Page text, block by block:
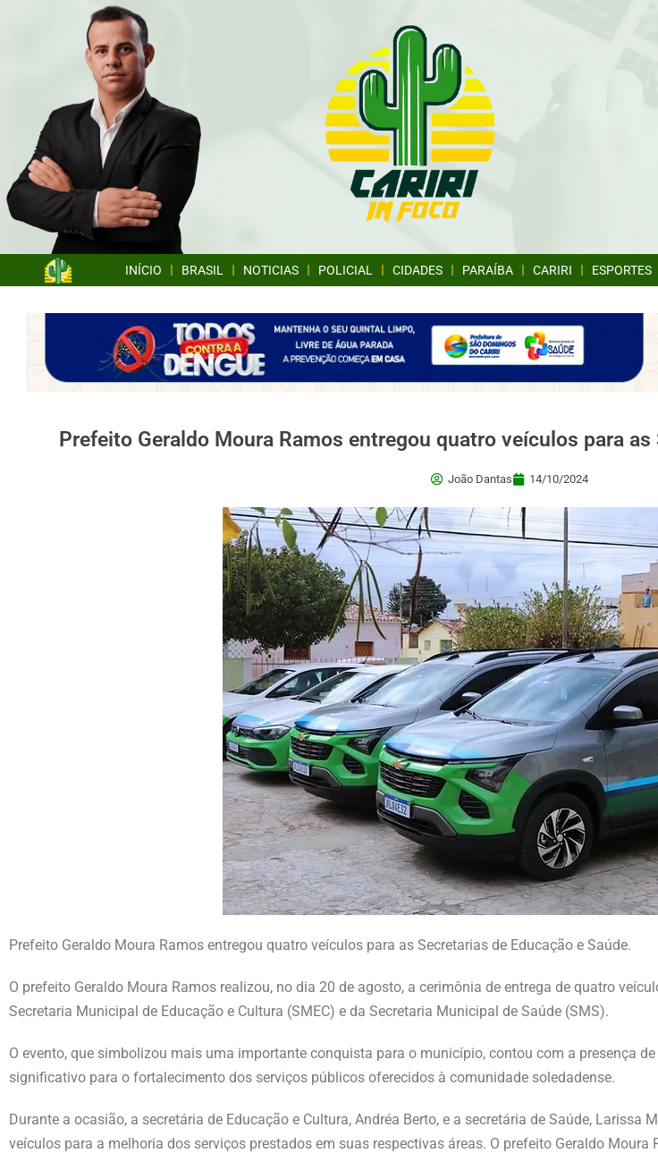
INÍCIO BRASIL NOTICIAS POLICIAL CIDADES PARAÍBA CARIRI ESPORTES
Prefeito Geraldo Moura Ramos entregou quatro veículos para as
João Dantas 14/10/2024
Prefeito Geraldo Moura Ramos entregou quatro veículos para as Secretarias de Educação e Saúde.
O prefeito Geraldo Moura Ramos realizou, no dia 20 de agosto, a cerimônia de entrega de quatro
Secretaria Municipal de Educação e Cultura (SMEC) e da Secretaria Municipal de Saúde (SMS).
O evento, que simbolizou mais uma importante conquista para o município, contou com a presença
significativo para o fortalecimento dos serviços públicos oferecidos à comunidade soledadense.
Durante a ocasião, a secretária de Educação e Cultura, Andréa Berto, e a secretária de Saúde, Larissa
veículos para a melhoria dos serviços prestados em suas respectivas áreas. O prefeito Geraldo